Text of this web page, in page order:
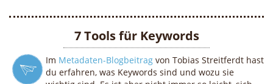
7 Tools für Keywords
Im Metadaten-Blogbeitrag von Tobias Streitferdt hast
du erfahren, was Keywords sind und wozu sie